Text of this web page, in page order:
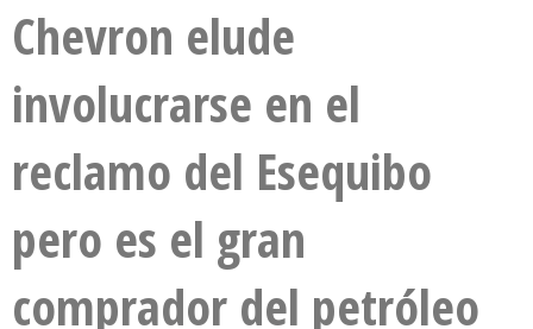
Chevron elude
involucrarse en el
reclamo del Esequibo
pero es el gran
comprador del petróleo